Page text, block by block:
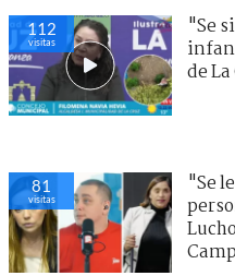
112
visitas
"Se
de
81
visitas
"Se